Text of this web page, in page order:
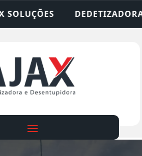
• DESENTUPIDORA •